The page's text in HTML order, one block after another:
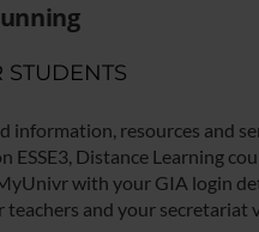
STUDENTS
information, resources and
ESSE3, Distance Learning
with your GIA login
and your secretariat